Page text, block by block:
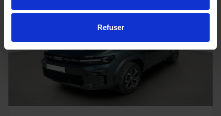
Refuser